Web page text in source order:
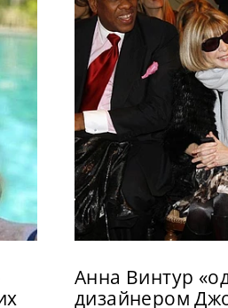
Анна Винтур
дизайнером